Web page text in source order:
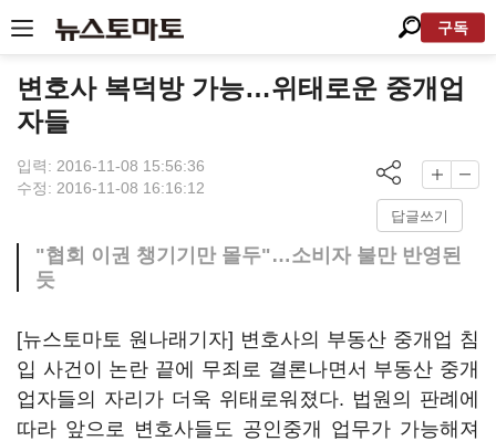
구독
변호사 복덕방 가능…위태로운 중개업
자들
입력: 2016-11-08 15:56:36
수정: 2016-11-08 16:16:12
답글쓰기
"협회 이권 챙기기만 몰두"…소비자 불만 반영된
듯
[뉴스토마토 원나래기자] 변호사의 부동산 중개업 침
입 사건이 논란 끝에 무죄로 결론나면서 부동산 중개
업자들의 자리가 더욱 위태로워졌다. 법원의 판례에
따라 앞으로 변호사들도 공인중개 업무가 가능해져